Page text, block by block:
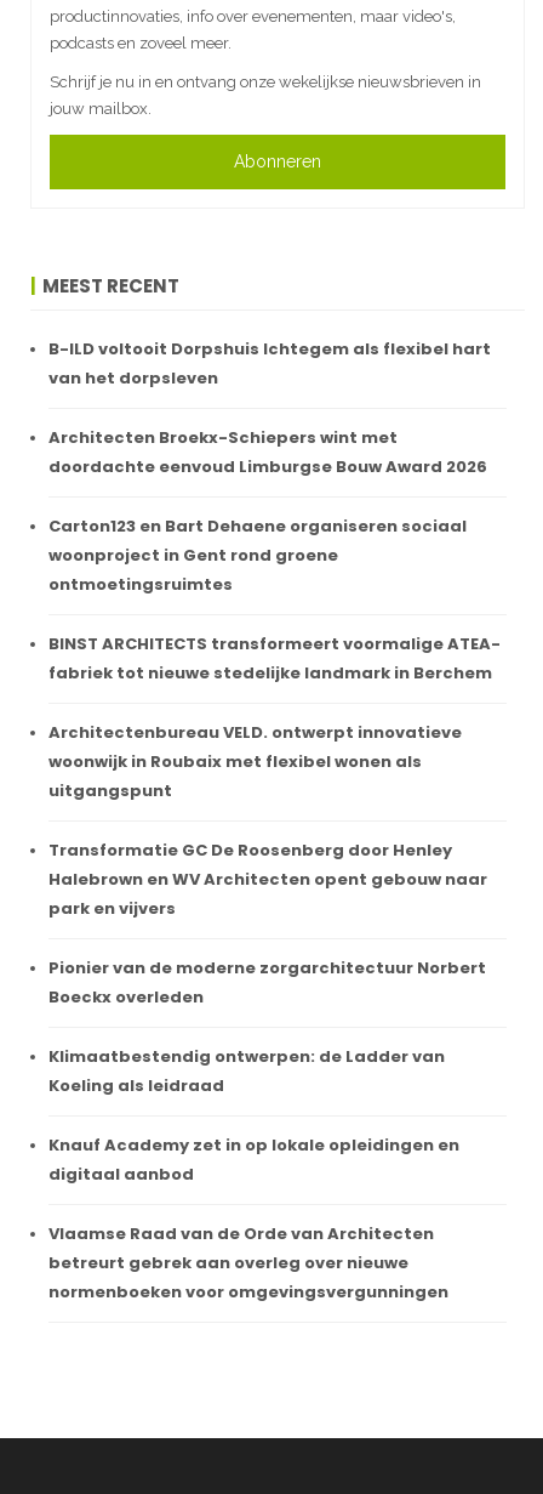
productinnovaties, info over evenementen, maar video's,
podcasts en zoveel meer.
Schrijf je nu in en ontvang onze wekelijkse nieuwsbrieven in
jouw mailbox.
Abonneren
MEEST RECENT
B-ILD voltooit Dorpshuis Ichtegem als flexibel hart
van het dorpsleven
Architecten Broekx-Schiepers wint met
doordachte eenvoud Limburgse Bouw Award 2026
Carton123 en Bart Dehaene organiseren sociaal
woonproject in Gent rond groene
ontmoetingsruimtes
BINST ARCHITECTS transformeert voormalige ATEA-
fabriek tot nieuwe stedelijke landmark in Berchem
Architectenbureau VELD. ontwerpt innovatieve
woonwijk in Roubaix met flexibel wonen als
uitgangspunt
Transformatie GC De Roosenberg door Henley
Halebrown en WV Architecten opent gebouw naar
park en vijvers
Pionier van de moderne zorgarchitectuur Norbert
Boeckx overleden
Klimaatbestendig ontwerpen: de Ladder van
Koeling als leidraad
Knauf Academy zet in op lokale opleidingen en
digitaal aanbod
Vlaamse Raad van de Orde van Architecten
betreurt gebrek aan overleg over nieuwe
normenboeken voor omgevingsvergunningen